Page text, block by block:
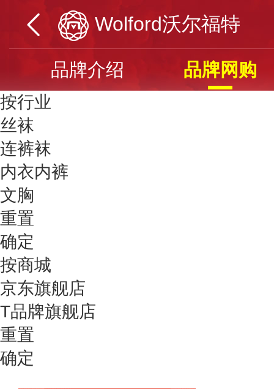
Wolford沃尔福特
品牌介绍 品牌网购
按行业
丝袜
连裤袜
内衣内裤
文胸
重置
确定
按商城
京东旗舰店
T品牌旗舰店
重置
确定